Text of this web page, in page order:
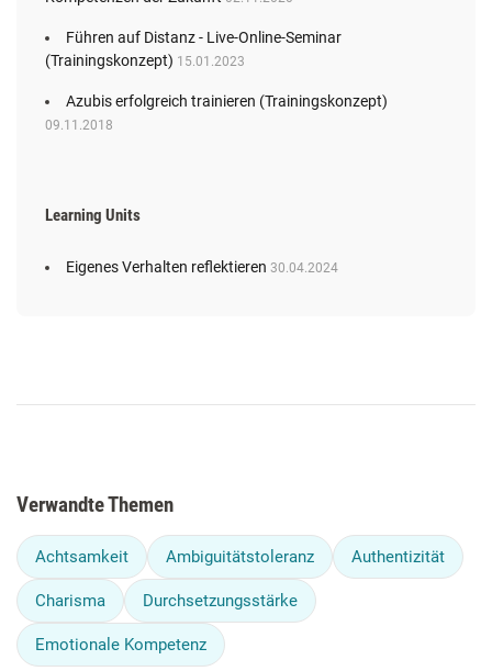
Führen auf Distanz - Live-Online-Seminar
(Trainingskonzept) 15.01.2023
Azubis erfolgreich trainieren (Trainingskonzept)
09.11.2018
Learning Units
Eigenes Verhalten reflektieren 30.04.2024
Verwandte Themen
Achtsamkeit Ambiguitätstoleranz Authentizität
Charisma Durchsetzungsstärke
Emotionale Kompetenz